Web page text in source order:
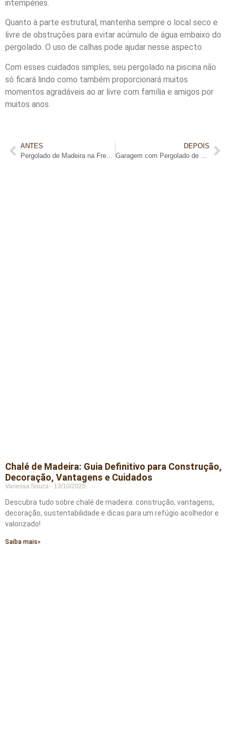
intempéries.
Quanto à parte estrutural, mantenha sempre o local seco e
livre de obstruções para evitar acúmulo de água embaixo do
pergolado. O uso de calhas pode ajudar nesse aspecto.
Com esses cuidados simples, seu pergolado na piscina não
só ficará lindo como também proporcionará muitos
momentos agradáveis ao ar livre com família e amigos por
muitos anos.
ANTES
Pergolado de Madeira na Frente da Casa
DEPOIS
Garagem com Pergolado de Madeira
Chalé de Madeira: Guia Definitivo para Construção,
Decoração, Vantagens e Cuidados
Vanessa Souza 13/10/2025
Descubra tudo sobre chalé de madeira: construção, vantagens,
decoração, sustentabilidade e dicas para um refúgio acolhedor e
valorizado!
Saiba mais»